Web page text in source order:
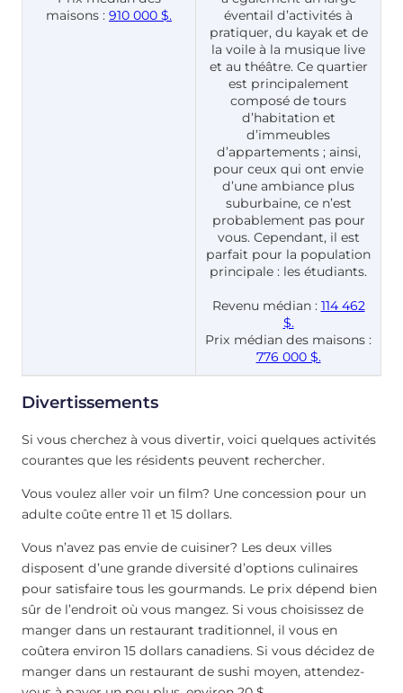
maisons : 910 000 $.
éventail d’activités à
pratiquer, du kayak et de
la voile à la musique live
et au théâtre. Ce quartier
est principalement
composé de tours
d’habitation et
d’immeubles
d’appartements ; ainsi,
pour ceux qui ont envie
d’une ambiance plus
suburbaine, ce n’est
probablement pas pour
vous. Cependant, il est
parfait pour la population
principale : les étudiants.
Revenu médian : 114 462
$.
Prix médian des maisons :
776 000 $.
Divertissements
Si vous cherchez à vous divertir, voici quelques activités
courantes que les résidents peuvent rechercher.
Vous voulez aller voir un film? Une concession pour un
adulte coûte entre 11 et 15 dollars.
Vous n’avez pas envie de cuisiner? Les deux villes
disposent d’une grande diversité d’options culinaires
pour satisfaire tous les gourmands. Le prix dépend bien
sûr de l’endroit où vous mangez. Si vous choisissez de
manger dans un restaurant traditionnel, il vous en
coûtera environ 15 dollars canadiens. Si vous décidez de
manger dans un restaurant de sushi moyen, attendez-